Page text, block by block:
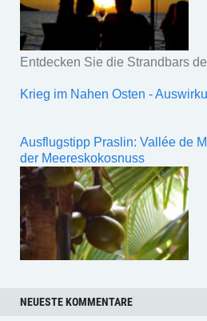
Entdecken Sie die Strandbars
Krieg im Nahen Osten -
Ausflugstipp Praslin: Vallée de
der Meereskokosnuss
NEUESTE KOMMENTARE